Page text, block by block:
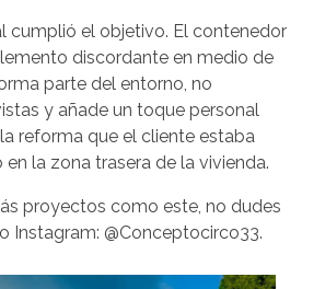
cumplió el objetivo. El contenedor
discordante en medio de
parte del entorno, no
y añade un toque personal
reforma que el cliente estaba
la zona trasera de la vivienda.
proyectos como este, no dudes
Instagram: @Conceptocirco33.